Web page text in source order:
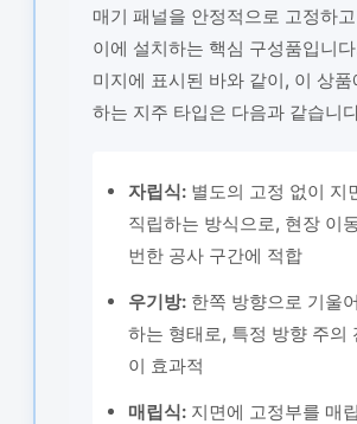
매기 패널을 안정적으로 고정하
이에 설치하는 핵심 구성품입니
미지에 표시된 바와 같이, 이 상품
하는 지주 타입은 다음과 같습니
자립식:별도의 고정 없이 지
직립하는 방식으로, 현장 이
번한 공사 구간에 적합
우기방:한쪽 방향으로 기울
하는 형태로, 특정 방향 주의
이 효과적
매립식:지면에 고정부를 매